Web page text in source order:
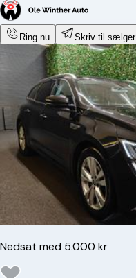
Ring nu Skriv til sælger
Nedsat med 5.000 kr